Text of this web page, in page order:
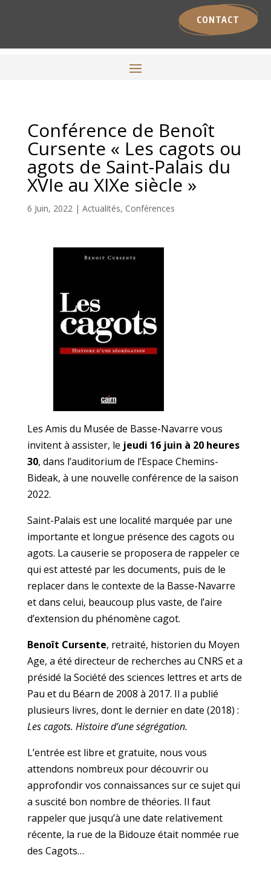
CONTACT
Conférence de Benoît
Cursente « Les cagots ou
agots de Saint-Palais du
XVIe au XIXe siècle »
6 Juin, 2022| Actualités, Conférences
Les Amis du Musée de Basse-Navarre vous
invitent à assister, le jeudi 16 juin à 20 heures
30, dans l’auditorium de l’Espace Chemins-
Bideak, à une nouvelle conférence de la saison
2022.
Saint-Palais est une localité marquée par une
importante et longue présence des cagots ou
agots. La causerie se proposera de rappeler ce
qui est attesté par les documents, puis de le
replacer dans le contexte de la Basse-Navarre
et dans celui, beaucoup plus vaste, de l’aire
d’extension du phénomène cagot.
Benoît Cursente, retraité, historien du Moyen
Age, a été directeur de recherches au CNRS et a
présidé la Société des sciences lettres et arts de
Pau et du Béarn de 2008 à 2017. Il a publié
plusieurs livres, dont le dernier en date (2018) :
Les cagots. Histoire d’une ségrégation.
L’entrée est libre et gratuite, nous vous
attendons nombreux pour découvrir ou
approfondir vos connaissances sur ce sujet qui
a suscité bon nombre de théories. Il faut
rappeler que jusqu’à une date relativement
récente, la rue de la Bidouze était nommée rue
des Cagots…